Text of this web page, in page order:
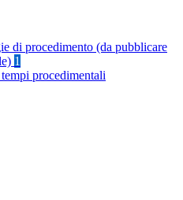
di procedimento (da pubblicare
1
procedimentali